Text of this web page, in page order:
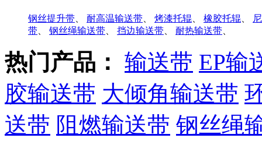
钢丝提升带 耐高温输送带 烤漆托辊 橡胶托辊
带
钢丝绳输送带 挡边输送带 耐热输送带
热门产品： 输送带 EP输
胶输送带 大倾角输送带
送带 阻燃输送带 钢丝绳